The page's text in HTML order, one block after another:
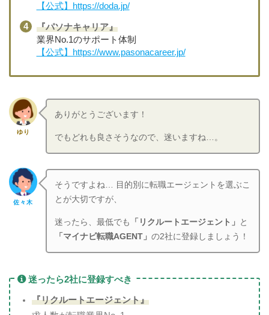
【公式】https://doda.jp/
『パソナキャリア』
業界No.1のサポート体制
【公式】https://www.pasonacareer.jp/
ゆり
ありがとうございます！
でもどれも良さそうなので、迷いますね…。
佐々木
そうですよね… 目的別に転職エージェントを選ぶこ
とが大切ですが、
迷ったら、最低でも 「リクルートエージェント」 と
「マイナビ転職AGENT」の2社に登録しましょう！
迷ったら2社に登録すべき
『リクルートエージェント』